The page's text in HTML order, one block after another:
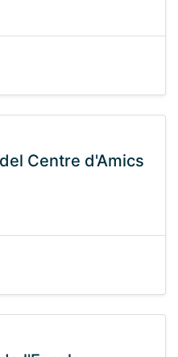
Centre d'Amics